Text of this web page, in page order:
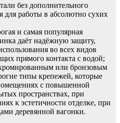
без дополнительного
для работы в абсолютно сухих
и самая популярная
даёт надёжную защиту,
во всех видов
прямого контакта с водой;
или бронзовым
типы крепежей, которые
с повышенной
пространствах, при
к эстетичности отделке, при
деревянной вагонки.